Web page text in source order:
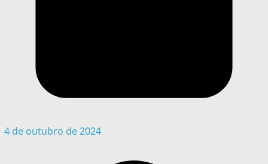
4 de outubro de 2024